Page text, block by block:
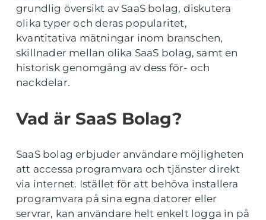
grundlig översikt av SaaS bolag, diskutera
olika typer och deras popularitet,
kvantitativa mätningar inom branschen,
skillnader mellan olika SaaS bolag, samt en
historisk genomgång av dess för- och
nackdelar.
Vad är SaaS Bolag?
SaaS bolag erbjuder användare möjligheten
att accessa programvara och tjänster direkt
via internet. Istället för att behöva installera
programvara på sina egna datorer eller
servrar, kan användare helt enkelt logga in på